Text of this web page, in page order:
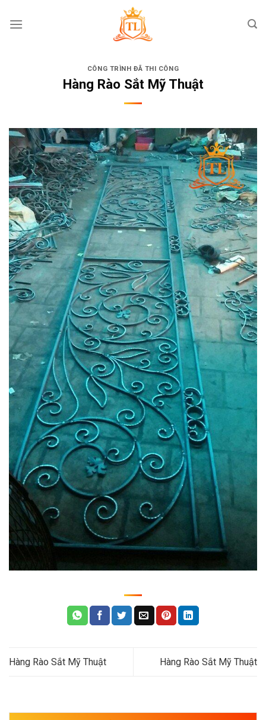
CÔNG TRÌNH ĐÃ THI CÔNG
Hàng Rào Sắt Mỹ Thuật
Hàng Rào Sắt Mỹ Thuật Hàng Rào Sắt Mỹ Thuật